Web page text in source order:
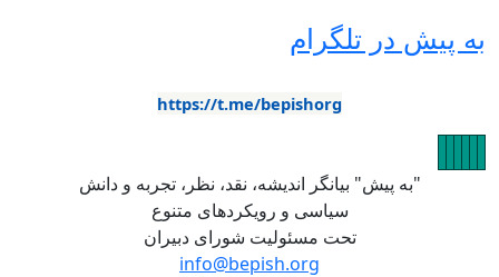
تلگرام
https://t.me/bepishorg
بیانگر اندیشه، نقد، نظر، تجربه و دانش
سیاسی و رویکردهای متنوع
تحت مسئولیت شورای دبیران
info@bepish.org